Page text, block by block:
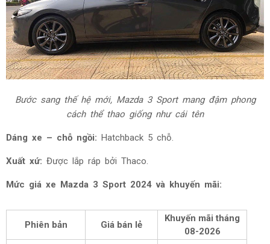
Bước sang thế hệ mới, Mazda 3 Sport mang đậm phong
cách thể thao giống như cái tên
Dáng xe – chỗ ngồi: Hatchback 5 chỗ.
Xuất xứ: Được lắp ráp bởi Thaco.
Mức giá xe Mazda 3 Sport 2024 và khuyến mãi:
Phiên bản Giá bán lẻ
Khuyến mãi tháng
08-2026